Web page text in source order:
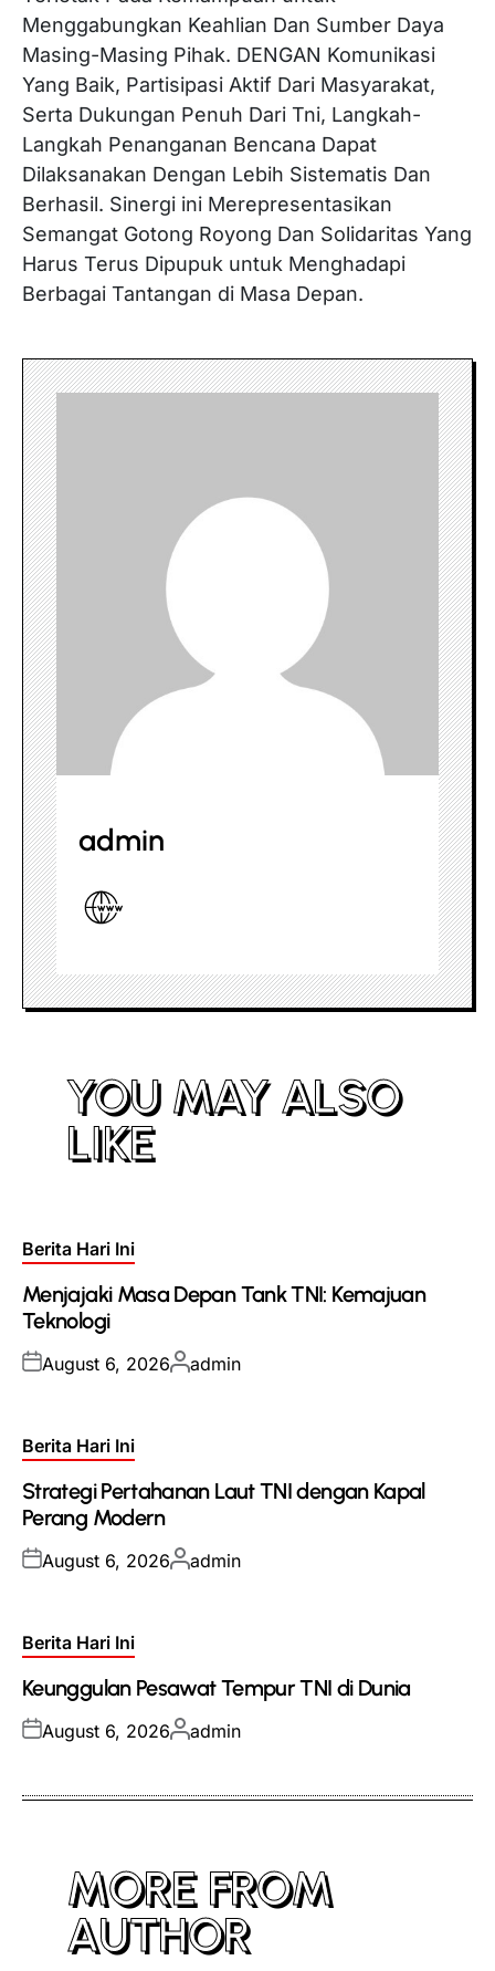
Menggabungkan Keahlian Dan Sumber Daya
Masing-Masing Pihak. DENGAN Komunikasi
Yang Baik, Partisipasi Aktif Dari Masyarakat,
Serta Dukungan Penuh Dari Tni, Langkah-
Langkah Penanganan Bencana Dapat
Dilaksanakan Dengan Lebih Sistematis Dan
Berhasil. Sinergi ini Merepresentasikan
Semangat Gotong Royong Dan Solidaritas Yang
Harus Terus Dipupuk untuk Menghadapi
Berbagai Tantangan di Masa Depan.
admin
YOU MAY ALSO
LIKE
Posted
Berita Hari Ini
Menjajaki Masa Depan Tank TNI: Kemajuan
Teknologi
Posted
August 6, 2026Posted
admin
Posted
Berita Hari Ini
Strategi Pertahanan Laut TNI dengan Kapal
Perang Modern
Posted
August 6, 2026Posted
admin
Posted
Berita Hari Ini
Keunggulan Pesawat Tempur TNI di Dunia
Posted
August 6, 2026Posted
admin
MORE FROM
AUTHOR